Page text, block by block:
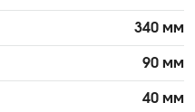
340 мм
90 мм
40 мм